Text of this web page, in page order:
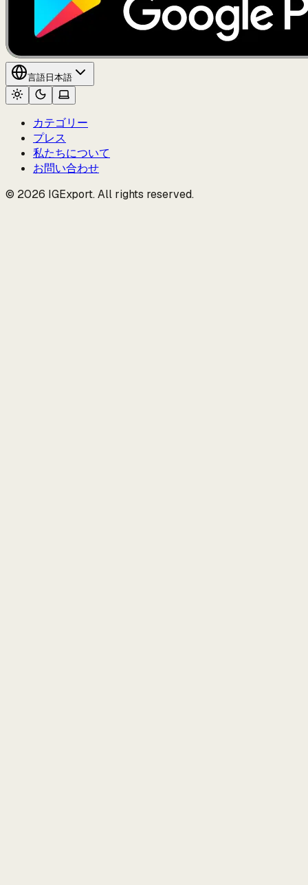
言語日本語
カテゴリー
プレス
私たちについて
お問い合わせ
© 2026 IGExport. All rights reserved.